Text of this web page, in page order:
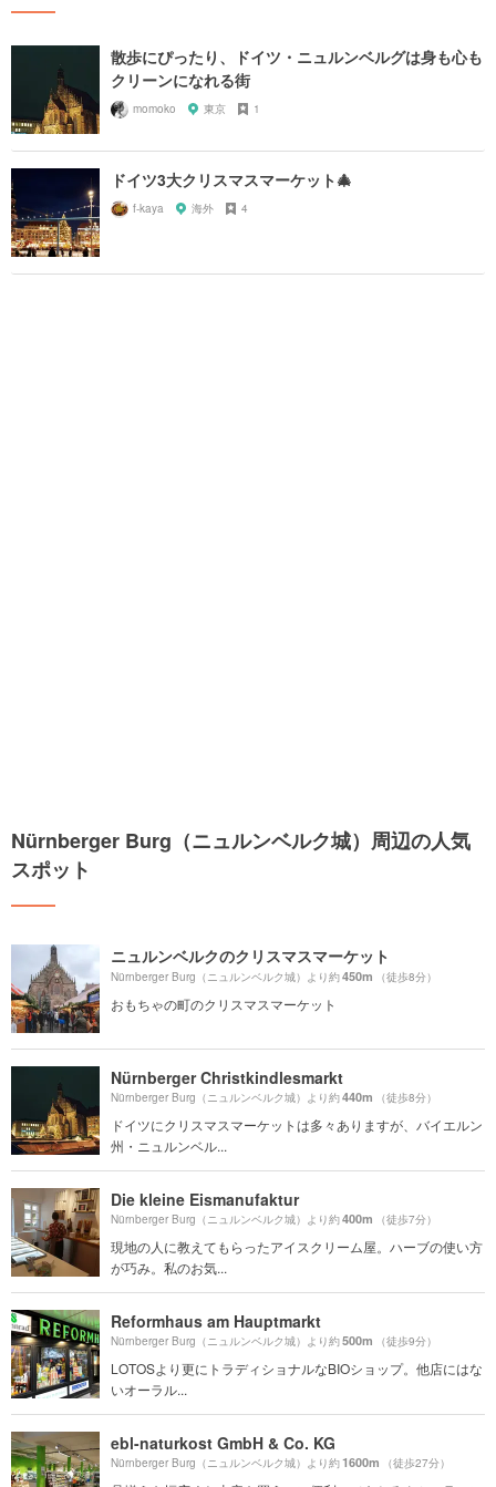
散歩にぴったり、ドイツ・ニュルンベルグは身も心も
クリーンになれる街
momoko 東京 1
ドイツ3大クリスマスマーケット🎄
f-kaya 海外 4
Nürnberger Burg（ニュルンベルク城）周辺の人気
スポット
ニュルンベルクのクリスマスマーケット
Nürnberger Burg（ニュルンベルク城）より約450m （徒歩8分）
おもちゃの町のクリスマスマーケット
Nürnberger Christkindlesmarkt
Nürnberger Burg（ニュルンベルク城）より約440m （徒歩8分）
ドイツにクリスマスマーケットは多々ありますが、バイエルン
州・ニュルンベル...
Die kleine Eismanufaktur
Nürnberger Burg（ニュルンベルク城）より約400m （徒歩7分）
現地の人に教えてもらったアイスクリーム屋。ハーブの使い方
が巧み。私のお気...
Reformhaus am Hauptmarkt
Nürnberger Burg（ニュルンベルク城）より約500m （徒歩9分）
LOTOSより更にトラディショナルなBIOショップ。他店にはな
いオーラル...
ebl-naturkost GmbH & Co. KG
Nürnberger Burg（ニュルンベルク城）より約1600m （徒歩27分）